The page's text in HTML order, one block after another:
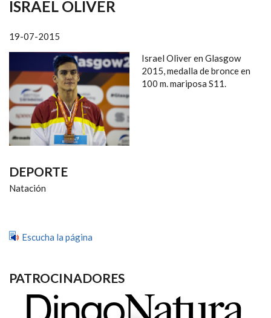
AYUDA
A
LA
NAVEGACIÓN
ISRAEL OLIVER
19-07-2015
Israel Oliver en Glasgow
2015, medalla de bronce en
100 m. mariposa S11.
DEPORTE
Natación
Escucha la página
PATROCINADORES